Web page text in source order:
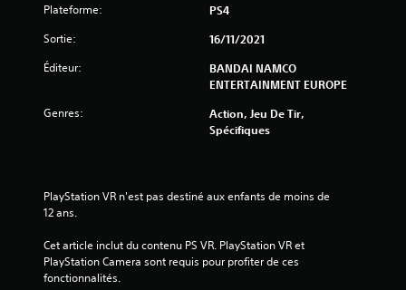
i
s
Plateforme: PS4
Sortie: 16/11/2021
Éditeur:
BANDAI NAMCO
ENTERTAINMENT EUROPE
Genres:
Action, Jeu De Tir,
Spécifiques
PlayStation VR n'est pas destiné aux enfants de moins de
12 ans.
Cet article inclut du contenu PS VR. PlayStation VR et
PlayStation Camera sont requis pour profiter de ces
fonctionnalités.